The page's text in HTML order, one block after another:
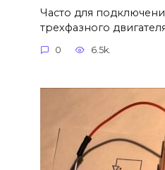
Часто для
трехфазного
0 6.5k.